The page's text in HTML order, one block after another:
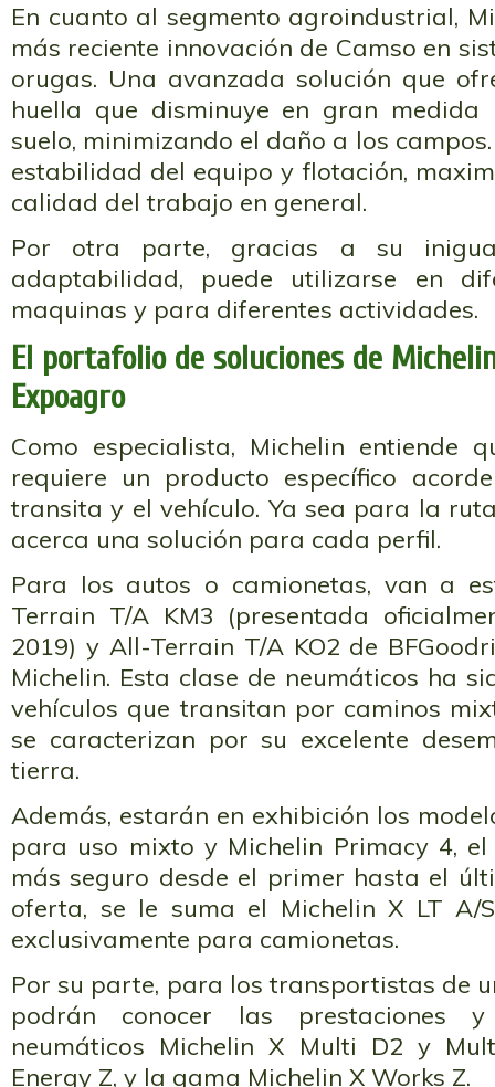
En cuanto al segmento agroindustrial,
más reciente innovación de Camso en
orugas. Una avanzada solución que
huella que disminuye en gran medida
suelo, minimizando el daño a los
estabilidad del equipo y flotación,
calidad del trabajo en general.
Por otra parte, gracias a su
adaptabilidad, puede utilizarse en
maquinas y para diferentes actividades.
El portafolio de soluciones de
Expoagro
Como especialista, Michelin entiende
requiere un producto específico
transita y el vehículo. Ya sea para la
acerca una solución para cada perfil.
Para los autos o camionetas, van a
Terrain T/A KM3 (presentada
2019) y All-Terrain T/A KO2 de
Michelin. Esta clase de neumáticos ha
vehículos que transitan por caminos
se caracterizan por su excelente
tierra.
Además, estarán en exhibición los
para uso mixto y Michelin Primacy 4,
más seguro desde el primer hasta el
oferta, se le suma el Michelin X LT A/
exclusivamente para camionetas.
Por su parte, para los transportistas de
podrán conocer las prestaciones
neumáticos Michelin X Multi D2 y
Energy Z, y la gama Michelin X Works Z.